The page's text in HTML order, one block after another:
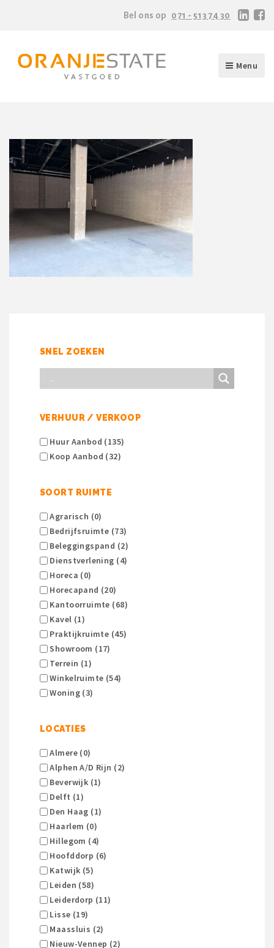
Bel ons op 071 - 513 74 30
Menu
SNEL ZOEKEN
VERHUUR / VERKOOP
Huur Aanbod (135)
Koop Aanbod (32)
SOORT RUIMTE
Agrarisch (0)
Bedrijfsruimte (73)
Beleggingspand (2)
Dienstverlening (4)
Horeca (0)
Horecapand (20)
Kantoorruimte (68)
Kavel (1)
Praktijkruimte (45)
Showroom (17)
Terrein (1)
Winkelruimte (54)
Woning (3)
LOCATIES
Almere (0)
Alphen A/d Rijn (2)
Beverwijk (1)
Delft (1)
Den Haag (1)
Haarlem (0)
Hillegom (4)
Hoofddorp (6)
Katwijk (5)
Leiden (58)
Leiderdorp (11)
Lisse (19)
Maassluis (2)
Nieuw-Vennep (2)